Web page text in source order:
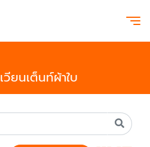
วียนเต็นท์ผ้าใบ